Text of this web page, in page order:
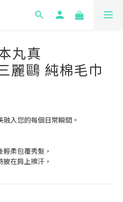
丸真
麗鷗 純棉毛巾
入您的每個日常瞬間。
柔包覆秀髮，
在肩上擦汗，